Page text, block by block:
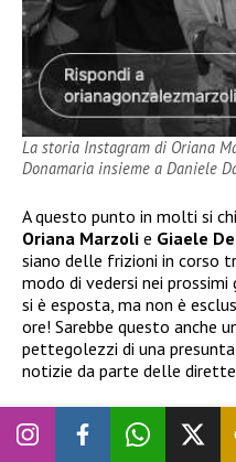
La storia Instagram di Oriana
Donamaria insieme a Daniele
A questo punto in molti si
Oriana Marzoli e Giaele
siano delle frizioni in corso
modo di vedersi nei prossimi
si è esposta, ma non è
ore! Sarebbe questo anche
pettegolezzi di una
notizie da parte delle